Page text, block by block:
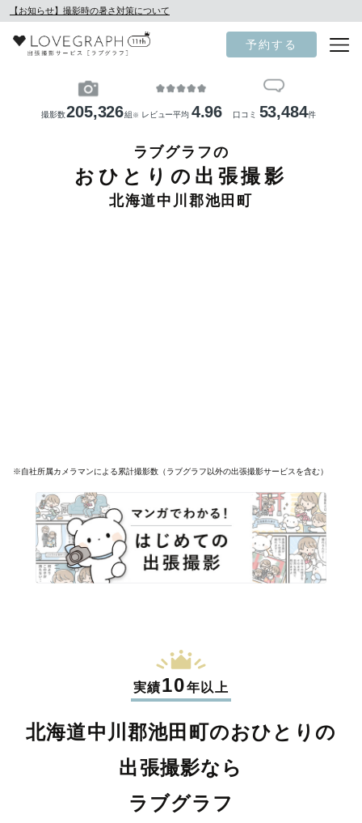
【お知らせ】撮影時の暑さ対策について
予約する
撮影数205,326組 ※ レビュー平均 4.96 口コミ 53,484件
ラブグラフの
おひとりの出張撮影
北海道中川郡池田町
※自社所属カメラマンによる累計撮影数（ラブグラフ以外の出張撮影サービスを含む）
実績10年以上
北海道中川郡池田町のおひとりの
出張撮影なら
ラブグラフ